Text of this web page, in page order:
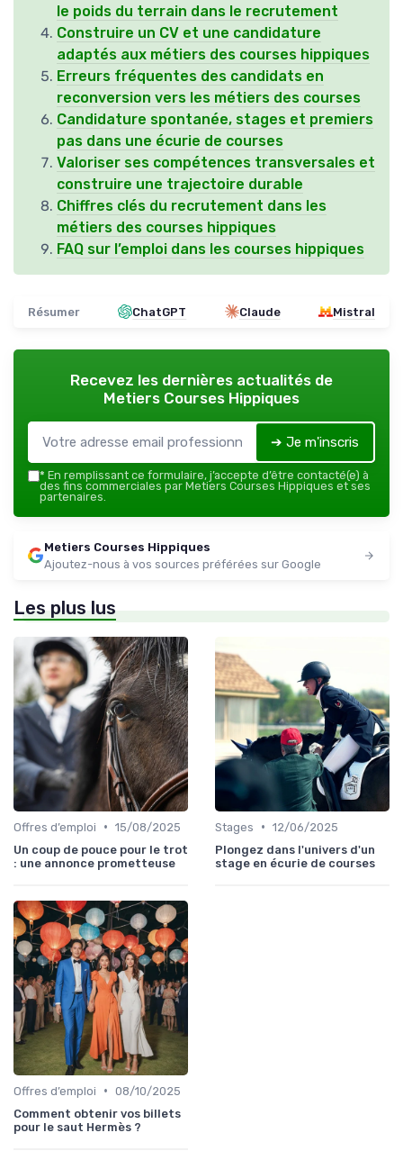
le poids du terrain dans le recrutement
Construire un CV et une candidature
adaptés aux métiers des courses hippiques
Erreurs fréquentes des candidats en
reconversion vers les métiers des courses
Candidature spontanée, stages et premiers
pas dans une écurie de courses
Valoriser ses compétences transversales et
construire une trajectoire durable
Chiffres clés du recrutement dans les
métiers des courses hippiques
FAQ sur l’emploi dans les courses hippiques
Résumer ChatGPT Claude Mistral
Recevez les dernières actualités de
Metiers Courses Hippiques
➔ Je m'inscris
* En remplissant ce formulaire, j’accepte d’être contacté(e) à
des fins commerciales par Metiers Courses Hippiques et ses
partenaires.
Metiers Courses Hippiques
Ajoutez-nous à vos sources préférées sur Google
Les plus lus
Offres d’emploi • 15/08/2025
Un coup de pouce pour le trot
: une annonce prometteuse
Stages • 12/06/2025
Plongez dans l'univers d'un
stage en écurie de courses
Offres d’emploi • 08/10/2025
Comment obtenir vos billets
pour le saut Hermès ?